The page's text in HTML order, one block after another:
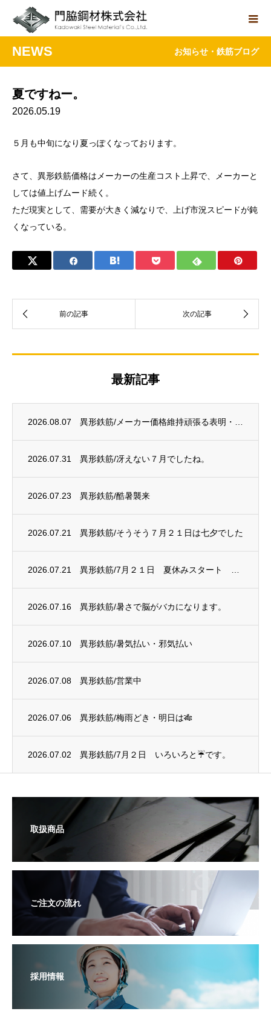
NEWS お知らせ・鉄筋ブログ
夏ですねー。
2026.05.19
５月も中旬になり夏っぽくなっております。
さて、異形鉄筋価格はメーカーの生産コスト上昇で、メーカーと
しては値上げムード続く。
ただ現実として、需要が大きく減なりで、上げ市況スピードが鈍
くなっている。
最新記事
2026.08.07
2026.07.31 異形鉄筋/冴えない７月でしたね。
2026.07.23 異形鉄筋/酷暑襲来
2026.07.21 異形鉄筋/そうそう７月２１日は七夕でした
2026.07.21
2026.07.16 異形鉄筋/暑さで脳がバカになります。
2026.07.10 異形鉄筋/暑気払い・邪気払い
2026.07.08 異形鉄筋/営業中
2026.07.06 異形鉄筋/梅雨どき・明日は🎋
2026.07.02 異形鉄筋/7月２日 いろいろと☔です。
取扱商品
ご注文の流れ
採用情報